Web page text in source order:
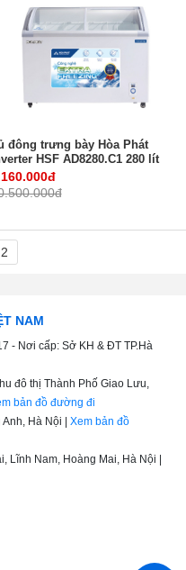
đông trưng bày Hòa Phát
HSF AD8280.C1 280 lít
2
NAM
- Nơi cấp: Sở KH & ĐT TP.Hà
đô thị Thành Phố Giao Lưu,
bản đồ đường đi
Hà Nội | Xem bản đồ
Lĩnh Nam, Hoàng Mai, Hà Nội |